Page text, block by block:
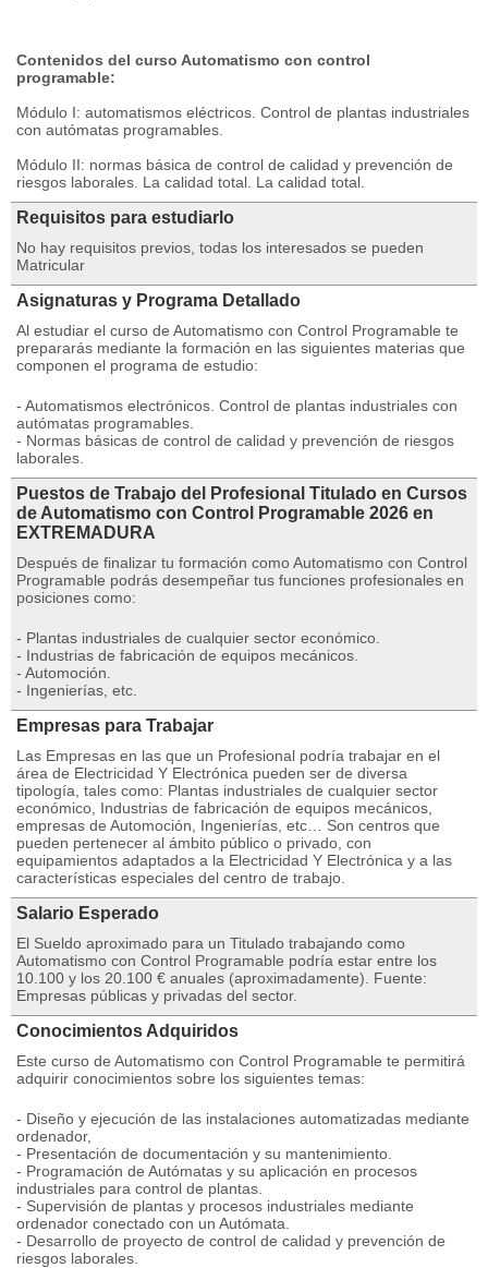
Contenidos del curso Automatismo con control
programable:
Módulo I: automatismos eléctricos. Control de plantas industriales
con autómatas programables.
Módulo II: normas básica de control de calidad y prevención de
riesgos laborales. La calidad total. La calidad total.
Requisitos para estudiarlo
No hay requisitos previos, todas los interesados se pueden
Matricular
Asignaturas y Programa Detallado
Al estudiar el curso de Automatismo con Control Programable te
prepararás mediante la formación en las siguientes materias que
componen el programa de estudio:
- Automatismos electrónicos. Control de plantas industriales con
autómatas programables.
- Normas básicas de control de calidad y prevención de riesgos
laborales.
Puestos de Trabajo del Profesional Titulado en Cursos
de Automatismo con Control Programable 2026 en
EXTREMADURA
Después de finalizar tu formación como Automatismo con Control
Programable podrás desempeñar tus funciones profesionales en
posiciones como:
- Plantas industriales de cualquier sector económico.
- Industrias de fabricación de equipos mecánicos.
- Automoción.
- Ingenierías, etc.
Empresas para Trabajar
Las Empresas en las que un Profesional podría trabajar en el
área de Electricidad Y Electrónica pueden ser de diversa
tipología, tales como: Plantas industriales de cualquier sector
económico, Industrias de fabricación de equipos mecánicos,
empresas de Automoción, Ingenierías, etc… Son centros que
pueden pertenecer al ámbito público o privado, con
equipamientos adaptados a la Electricidad Y Electrónica y a las
características especiales del centro de trabajo.
Salario Esperado
El Sueldo aproximado para un Titulado trabajando como
Automatismo con Control Programable podría estar entre los
10.100 y los 20.100 € anuales (aproximadamente). Fuente:
Empresas públicas y privadas del sector.
Conocimientos Adquiridos
Este curso de Automatismo con Control Programable te permitirá
adquirir conocimientos sobre los siguientes temas:
- Diseño y ejecución de las instalaciones automatizadas mediante
ordenador,
- Presentación de documentación y su mantenimiento.
- Programación de Autómatas y su aplicación en procesos
industriales para control de plantas.
- Supervisión de plantas y procesos industriales mediante
ordenador conectado con un Autómata.
- Desarrollo de proyecto de control de calidad y prevención de
riesgos laborales.